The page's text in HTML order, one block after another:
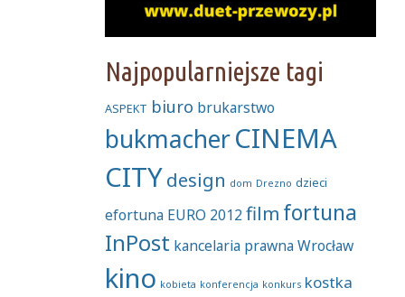
Najpopularniejsze tagi
ASPEKT biuro brukarstwo
bukmacherCINEMA
CITYdesign dom Drezno dzieci
efortuna EURO 2012film fortuna
InPost kancelaria prawna Wrocław
kino kobieta konferencja konkurs kostka